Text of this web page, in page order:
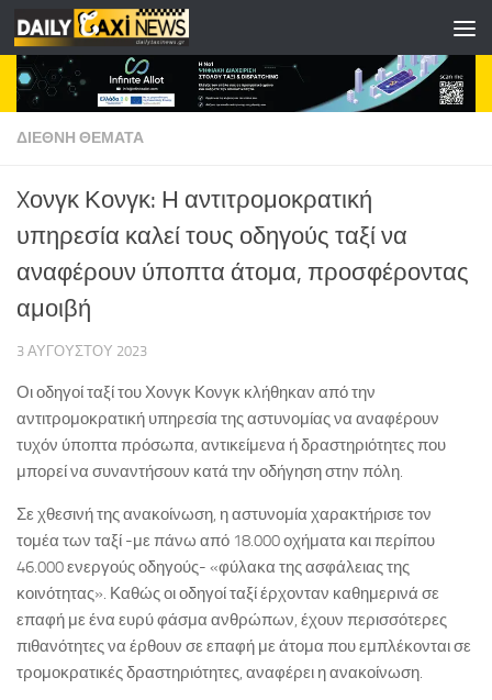
Skip to content
ΔΙΕΘΝΗ ΘΕΜΑΤΑ
Xονγκ Κονγκ: Η αντιτρομοκρατική
υπηρεσία καλεί τους οδηγούς ταξί να
αναφέρουν ύποπτα άτομα, προσφέροντας
αμοιβή
3 ΑΥΓΟΎΣΤΟΥ 2023
Οι οδηγοί ταξί του Χονγκ Κονγκ κλήθηκαν από την
αντιτρομοκρατική υπηρεσία της αστυνομίας να αναφέρουν
τυχόν ύποπτα πρόσωπα, αντικείμενα ή δραστηριότητες που
μπορεί να συναντήσουν κατά την οδήγηση στην πόλη.
Σε χθεσινή της ανακοίνωση, η αστυνομία χαρακτήρισε τον
τομέα των ταξί -με πάνω από 18.000 οχήματα και περίπου
46.000 ενεργούς οδηγούς- «φύλακα της ασφάλειας της
κοινότητας». Καθώς οι οδηγοί ταξί έρχονταν καθημερινά σε
επαφή με ένα ευρύ φάσμα ανθρώπων, έχουν περισσότερες
πιθανότητες να έρθουν σε επαφή με άτομα που εμπλέκονται σε
τρομοκρατικές δραστηριότητες, αναφέρει η ανακοίνωση.